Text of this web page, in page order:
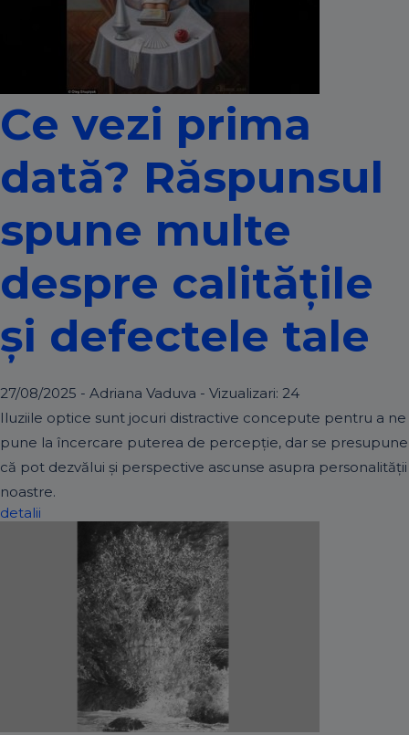
Ce vezi prima
dată? Răspunsul
spune multe
despre calitățile
și defectele tale
27/08/2025 - Adriana Vaduva - Vizualizari: 24
Iluziile optice sunt jocuri distractive concepute pentru a ne
pune la încercare puterea de percepție, dar se presupune
că pot dezvălui și perspective ascunse asupra personalității
noastre.
detalii